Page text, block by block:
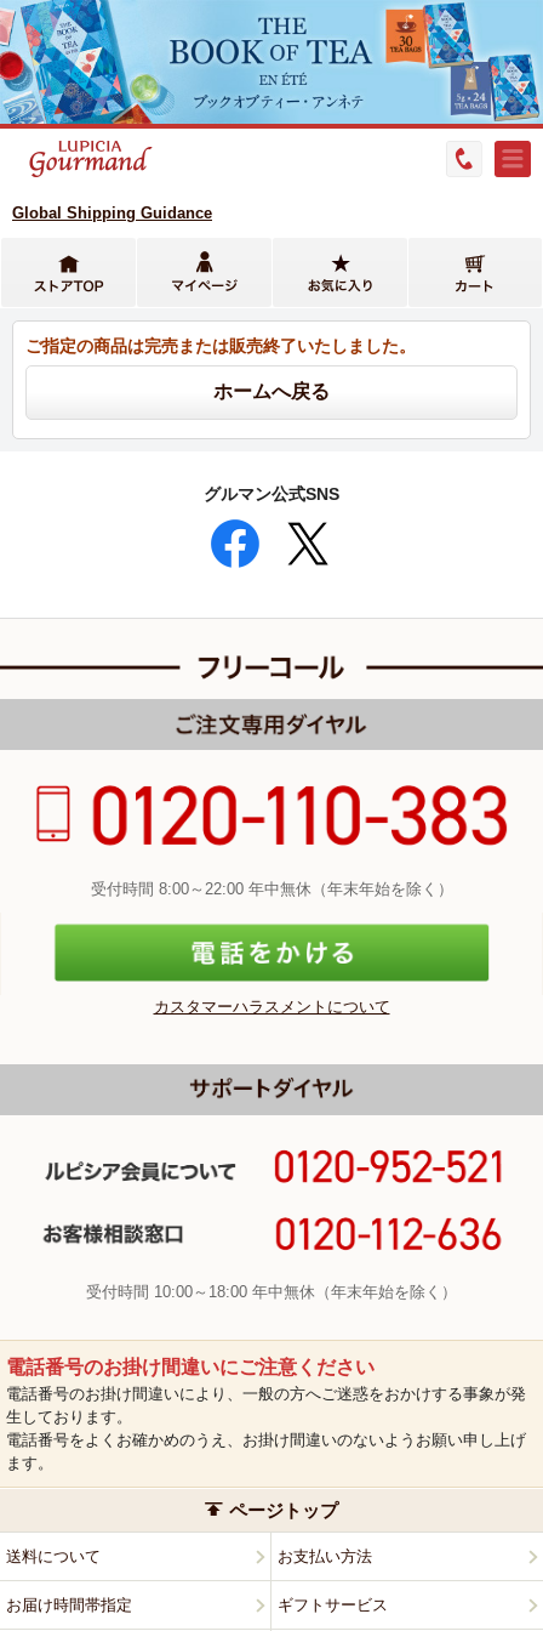
Global Shipping Guidance
ご指定の商品は完売または販売終了いたしました。
グルマン公式SNS
受付時間 8:00～22:00 年中無休（年末年始を除く）
カスタマーハラスメントについて
受付時間 10:00～18:00 年中無休（年末年始を除く）
電話番号のお掛け間違いにご注意ください
電話番号のお掛け間違いにより、一般の方へご迷惑をおかけする事象が発
生しております。
電話番号をよくお確かめのうえ、お掛け間違いのないようお願い申し上げ
ます。
ページトップ
送料について お支払い方法
お届け時間帯指定 ギフトサービス